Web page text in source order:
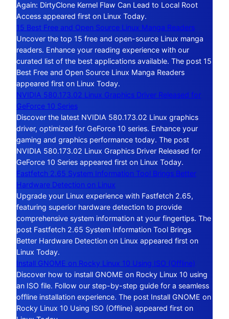
Again: DirtyClone Kernel Flaw Can Lead to Local Root
Access appeared first on Linux Today.
15 Best Free and Open Source Linux Manga Readers
Uncover the top 15 free and open-source Linux manga
readers. Enhance your reading experience with our
curated list of the best applications available. The post 15
Best Free and Open Source Linux Manga Readers
appeared first on Linux Today.
NVIDIA 580.173.02 Linux Graphics Driver Released for
GeForce 10 Series
Discover the latest NVIDIA 580.173.02 Linux graphics
driver, optimized for GeForce 10 series. Enhance your
gaming and graphics performance today. The post
NVIDIA 580.173.02 Linux Graphics Driver Released for
GeForce 10 Series appeared first on Linux Today.
Fastfetch 2.65 System Information Tool Brings Better
Hardware Detection on Linux
Upgrade your Linux experience with Fastfetch 2.65,
featuring superior hardware detection to provide
comprehensive system information at your fingertips. The
post Fastfetch 2.65 System Information Tool Brings
Better Hardware Detection on Linux appeared first on
Linux Today.
Install GNOME on Rocky Linux 10 Using ISO (Offline)
Discover how to install GNOME on Rocky Linux 10 using
an ISO file. Follow our step-by-step guide for a seamless
offline installation experience. The post Install GNOME on
Rocky Linux 10 Using ISO (Offline) appeared first on